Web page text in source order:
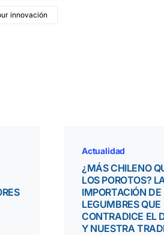
innovación
Actualidad
¿MÁS CHILENO
LOS POROTOS?
IMPORTACIÓN DE
LEGUMBRES QUE
CONTRADICE EL
Y NUESTRA